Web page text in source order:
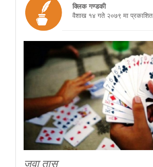
क्लिक गण्डकी
वैशाख १४ गते २०७९ मा प्रकाशित
जुवा तास